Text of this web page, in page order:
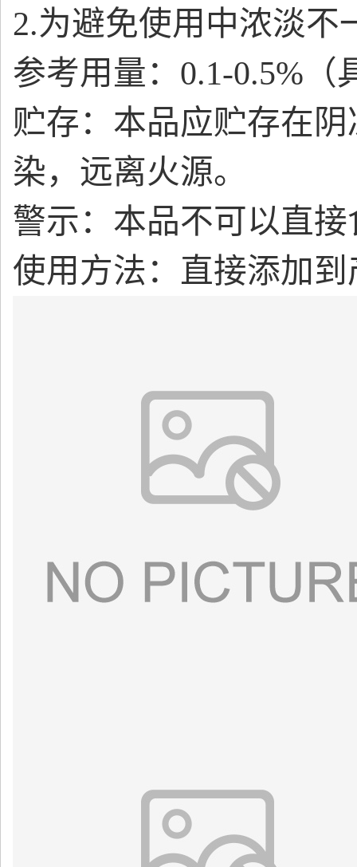
2.为避免使用中浓淡不
参考用量：0.1-0.5%
贮存：本品应贮存在
染，远离火源。
警示：本品不可以直
使用方法：直接添加